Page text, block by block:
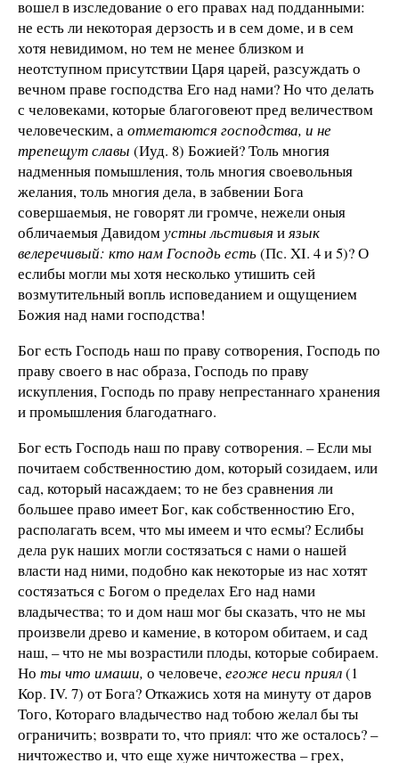
вошел в изследование о его правах над подданными:
не есть ли некоторая дерзость и в сем доме, и в сем
хотя невидимом, но тем не менее близком и
неотступном присутствии Царя царей, разсуждать о
вечном праве господства Его над нами? Но что делать
с человеками, которые благоговеют пред величеством
человеческим, аотметаются господства, и не
трепещут славы (Иуд. 8) Божией? Толь многия
надменныя помышления, толь многия своевольныя
желания, толь многия дела, в забвении Бога
совершаемыя, не говорят ли громче, нежели оныя
обличаемыя Давидомустны льстивыя иязык
велеречивый: кто нам Господь есть(Пс. XI. 4 и 5)? О
еслибы могли мы хотя несколько утишить сей
возмутительный вопль исповеданием и ощущением
Божия над нами господства!
Бог есть Господь наш по праву сотворения, Господь по
праву своего в нас образа, Господь по праву
искупления, Господь по праву непрестаннаго хранения
и промышления благодатнаго.
Бог есть Господь наш по праву сотворения. – Если мы
почитаем собственностию дом, который созидаем, или
сад, который насаждаем; то не без сравнения ли
большее право имеет Бог, как собственностию Его,
располагать всем, что мы имеем и что есмы? Еслибы
дела рук наших могли состязаться с нами о нашей
власти над ними, подобно как некоторые из нас хотят
состязаться с Богом о пределах Его над нами
владычества; то и дом наш мог бы сказать, что не мы
произвели древо и камение, в котором обитаем, и сад
наш, – что не мы возрастили плоды, которые собираем.
Но ты что имаши, о человече, егоже неси приял(1
Кор. IV. 7) от Бога? Откажись хотя на минуту от даров
Того, Котораго владычество над тобою желал бы ты
ограничить; возврати то, что приял: что же осталось? –
ничтожество и, что еще хуже ничтожества – грех,